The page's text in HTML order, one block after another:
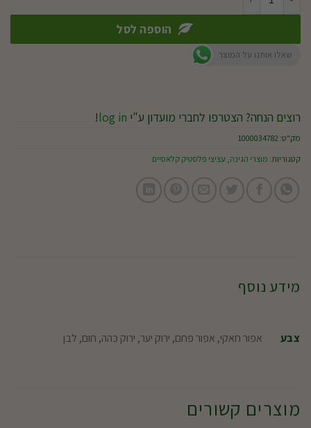
הוספה לסל
שאלו אותנו על המוצר
רוצים הנחה? הצטרפו לחברי מועדון ע"י log in
!
מק"ט:1000034782
קטגוריות: מוצרי הגינה, עציצי פלסטיק קלאסיים
מידע נוסף
צבע אפור חאקי, אפור פחם, ירוק יער, ירוק כהה, חום, לבן
מוצרים קשורים